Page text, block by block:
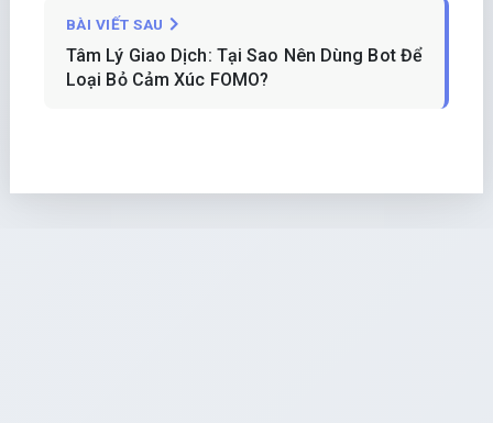
BÀI VIẾT SAU
Tâm Lý Giao Dịch: Tại Sao Nên Dùng Bot Để
Loại Bỏ Cảm Xúc FOMO?